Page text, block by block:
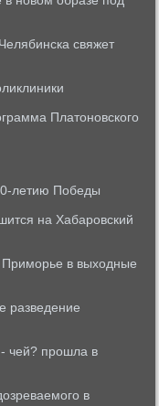
свяжет
Платоновского
летию Победы
на Хабаровский
Приморье в выходные
разведение
чей? прошла в
в